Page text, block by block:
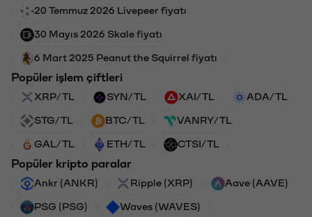
20 Temmuz 2026 Livepeer fiyatı
30 Mayıs 2026 Skale fiyatı
6 Mart 2025 Peanut the Squirrel fiyatı
Popüler işlem çiftleri
XRP/TL SYN/TL XAI/TL ADA/TL
STG/TL BTC/TL VANRY/TL
GAL/TL ETH/TL CTSI/TL
Popüler kripto paralar
Ankr (ANKR) Ripple (XRP) Aave (AAVE)
PSG (PSG) Waves (WAVES)